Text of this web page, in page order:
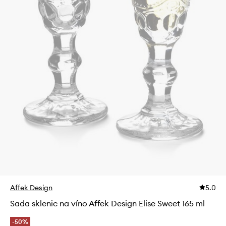
Affek Design 5.0
Sada sklenic na víno Affek Design Elise Sweet 165 ml
-50%